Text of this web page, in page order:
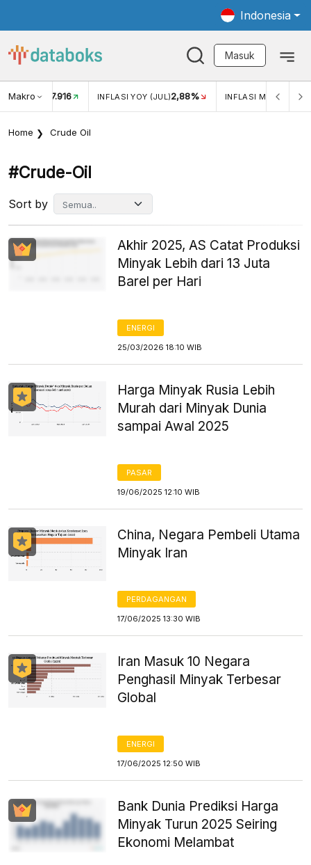
Indonesia
Masuk
Makro
USD/IDR 17.916 INFLASI YOY (JUL)2,88% INFLASI MOM (JUL)
Home Crude Oil
#crude-Oil
Sort by
Akhir 2025, AS Catat Produksi
Minyak Lebih dari 13 Juta
Barel per Hari
ENERGI
25/03/2026 18:10 WIB
Harga Minyak Rusia Lebih
Murah dari Minyak Dunia
sampai Awal 2025
PASAR
19/06/2025 12:10 WIB
China, Negara Pembeli Utama
Minyak Iran
PERDAGANGAN
17/06/2025 13:30 WIB
Iran Masuk 10 Negara
Penghasil Minyak Terbesar
Global
ENERGI
17/06/2025 12:50 WIB
Bank Dunia Prediksi Harga
Minyak Turun 2025 Seiring
Ekonomi Melambat